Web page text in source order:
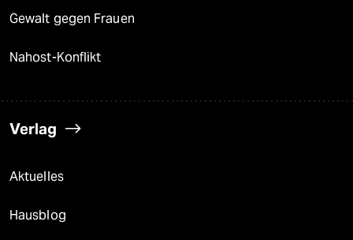
Gewalt gegen Frauen
Nahost-Konflikt
Verlag
Aktuelles
Hausblog